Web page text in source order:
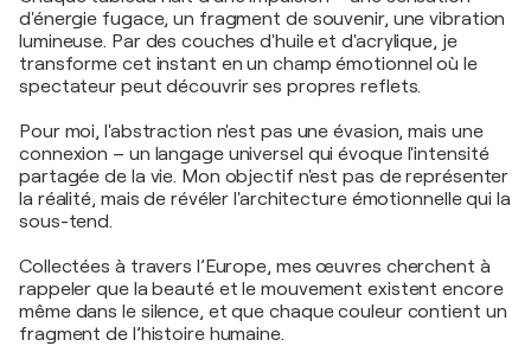
d'énergie fugace, un fragment de souvenir, une vibration
lumineuse. Par des couches d'huile et d'acrylique, je
transforme cet instant en un champ émotionnel où le
spectateur peut découvrir ses propres reflets.
Pour moi, l'abstraction n'est pas une évasion, mais une
connexion – un langage universel qui évoque l'intensité
partagée de la vie. Mon objectif n'est pas de représenter
la réalité, mais de révéler l'architecture émotionnelle qui la
sous-tend.
Collectées à travers l’Europe, mes œuvres cherchent à
rappeler que la beauté et le mouvement existent encore
même dans le silence, et que chaque couleur contient un
fragment de l’histoire humaine.